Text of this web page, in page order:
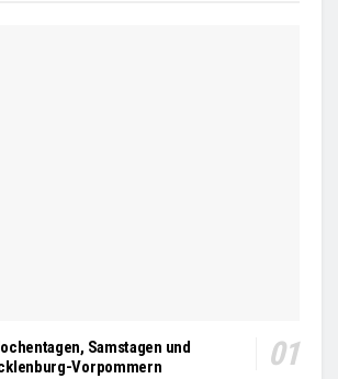
Samstagen und
Vorpommern